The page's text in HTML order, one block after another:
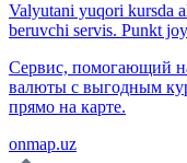
Valyutani yuqori kursda
beruvchi servis. Punkt
Сервис, помогающий
валюты с выгодным
прямо на карте.
onmap.uz